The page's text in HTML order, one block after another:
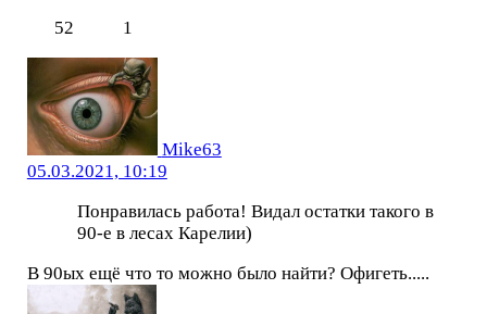
52
1
Mike63
05.03.2021, 10:19
Понравилась работа! Видал остатки такого в
90-е в лесах Карелии)
В 90ых ещё что то можно было найти? Офигеть.....